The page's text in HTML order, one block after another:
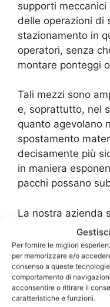
Per fornire le migliori
per memorizzare e/o
consenso a queste
comportamento di
acconsentire o ritirare il
caratteristiche e funzioni.
supporti
delle operazioni di
stazionamento in
operatori, senza
montare ponteggi
Tali mezzi sono
e, soprattutto, nel
quanto agevolano
spostamento
decisamente più
in maniera
pacchi possano
La nostra azienda
Piattaforme
dei traslochi da
tantissime
maturato, con
significativa
importanti realtà